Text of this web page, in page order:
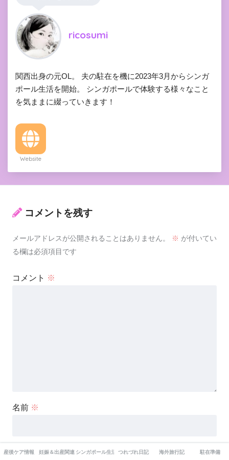
ricosumi
関西出身の元OL。 夫の駐在を機に2023年3月からシンガ
ポール生活を開始。 シンガポールで体験する様々なこと
を気ままに綴っていきます！
Website
コメントを残す
メールアドレスが公開されることはありません。 ※ が付いてい
る欄は必須項目です
コメント ※
名前 ※
メール ※
産後ケア情報 妊娠＆出産関連 シンガポール生活情報つれづれ日記 海外旅行記 駐在準備